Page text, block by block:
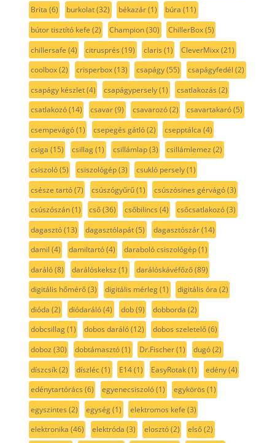
Brita (6) burkolat(32) békazár(1) búra (11)
bútor tisztító kefe (2) Champion(30) ChillerBox(5)
chillersafe (4) citrusprés (19) claris (1) CleverMixx(21)
coolbox(2) crisperbox(13) csapágy(55) csapágyfedél (2)
csapágy készlet(4) csapágypersely(1) csatlakozás (2)
csatlakozó(14) csavar(9) csavarozó(2) csavartakaró(5)
csempevágó(1) csepegés gátló(2) csepptálca (4)
csiga (15) csillag(1) csillámlap(3) csillámlemez (2)
csiszoló(5) csiszológép(3) csukló persely(1)
csésze tartó(7) csúszógyűrű(1) csúszósines gérvágó(3)
csúszószán(1) cső(36) csőbilincs (4) csőcsatlakozó(3)
dagasztó(13) dagasztólapát(5) dagasztószár(14)
damil (4) damiltartó(4) daraboló csiszológép(1)
daráló(8) darálóskeksz (1) darálóskávéfőző(89)
digitális hőmérő(3) digitális mérleg(1) digitális óra (2)
dióda (2) diódaráló(4) dob(9) dobborda (2)
dobcsillag(1) dobos daráló(12) dobos szeletelő(6)
doboz (30) dobtámasztó(1) Dr.Fischer(1) dugó(2)
díszcsík(2) díszléc(1) E14(1) EasyRotak(1) edény(4)
edénytartórács (6) egyenecsiszoló(1) egykörös (1)
egyszintes (2) egység(1) elektromos kefe (3)
elektronika (46) elektróda (3) elosztó(2) első(2)